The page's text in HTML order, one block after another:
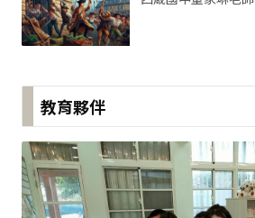
教育夥伴